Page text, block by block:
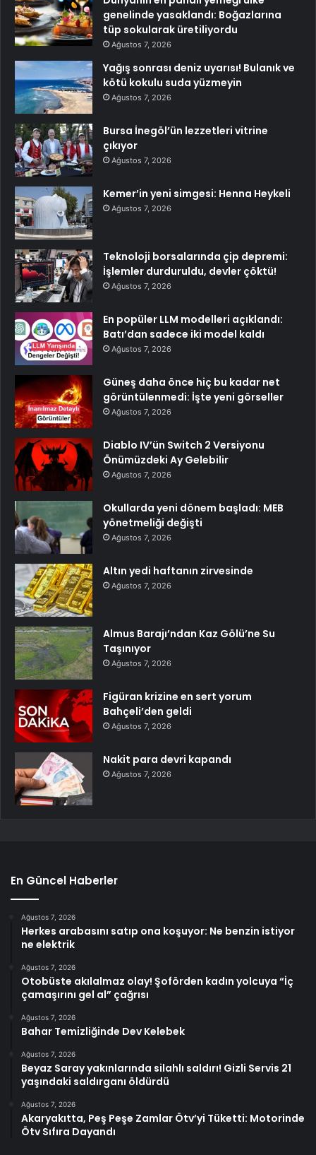
genelinde yasaklandı: Boğazlarına
tüp sokularak üretiliyordu
Ağustos 7, 2026
Yağış sonrası deniz uyarısı! Bulanık ve
kötü kokulu suda yüzmeyin
Ağustos 7, 2026
Bursa İnegöl’ün lezzetleri vitrine
çıkıyor
Ağustos 7, 2026
Kemer’in yeni simgesi: Henna Heykeli
Ağustos 7, 2026
Teknoloji borsalarında çip depremi:
İşlemler durduruldu, devler çöktü!
Ağustos 7, 2026
En popüler LLM modelleri açıklandı:
Batı’dan sadece iki model kaldı
Ağustos 7, 2026
Güneş daha önce hiç bu kadar net
görüntülenmedi: İşte yeni görseller
Ağustos 7, 2026
Diablo IV’ün Switch 2 Versiyonu
Önümüzdeki Ay Gelebilir
Ağustos 7, 2026
Okullarda yeni dönem başladı: MEB
yönetmeliği değişti
Ağustos 7, 2026
Altın yedi haftanın zirvesinde
Ağustos 7, 2026
Almus Barajı’ndan Kaz Gölü’ne Su
Taşınıyor
Ağustos 7, 2026
Figüran krizine en sert yorum
Bahçeli’den geldi
Ağustos 7, 2026
Nakit para devri kapandı
Ağustos 7, 2026
En Güncel Haberler
Ağustos 7, 2026
Herkes arabasını satıp ona koşuyor: Ne benzin istiyor
ne elektrik
Ağustos 7, 2026
Otobüste akılalmaz olay! Şoförden kadın yolcuya “İç
çamaşırını gel al” çağrısı
Ağustos 7, 2026
Bahar Temizliğinde Dev Kelebek
Ağustos 7, 2026
Beyaz Saray yakınlarında silahlı saldırı! Gizli Servis 21
yaşındaki saldırganı öldürdü
Ağustos 7, 2026
Akaryakıtta, Peş Peşe Zamlar Ötv’yi Tüketti: Motorinde
Ötv Sıfıra Dayandı